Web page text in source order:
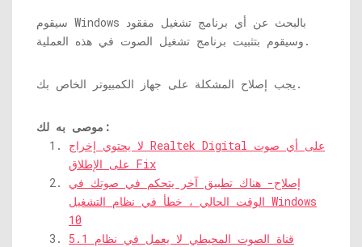
سيقوم Windows بالبحث عن أي برنامج تشغيل مفقود
وسيقوم بتثبيت برنامج تشغيل الصوت في هذه العملية.
يجب إصلاح المشكلة على جهاز الكمبيوتر الخاص بك.
موصى به لك:
لا يحتوي إخراج Realtek Digital على أي صوت
على الإطلاق Fix
إصلاح- هناك تطبيق آخر يتحكم في صوتك في
الوقت الحالي ، خطأ في نظام التشغيل Windows
10
5.1 قناة الصوت المحيطي لا يعمل في نظام